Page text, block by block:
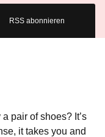
RSS abonnieren
pair of shoes? It’s
it takes you and